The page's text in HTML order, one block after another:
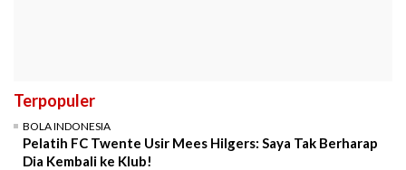
Terpopuler
BOLA INDONESIA
Pelatih FC Twente Usir Mees Hilgers: Saya Tak Berharap
Dia Kembali ke Klub!